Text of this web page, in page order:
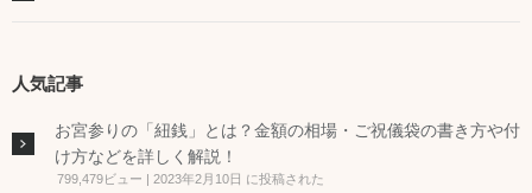
人気記事
お宮参りの「紐銭」とは？金額の相場・ご祝儀袋の書き方や付
け方などを詳しく解説！
799,479ビュー | 2023年2月10日 に投稿された